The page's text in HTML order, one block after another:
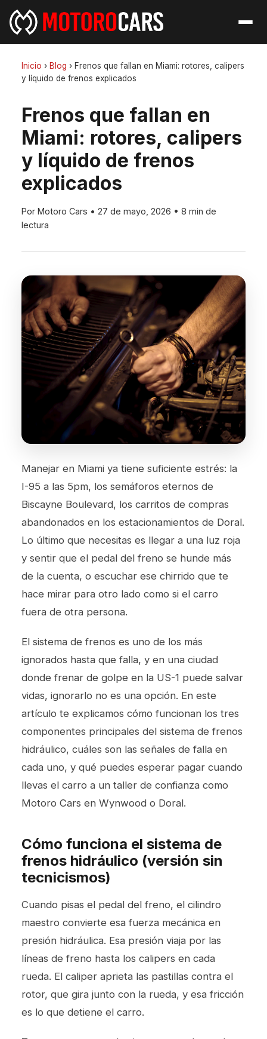
Inicio › Blog › Frenos que fallan en Miami: rotores, calipers
y líquido de frenos explicados
Frenos que fallan en
Miami: rotores, calipers
y líquido de frenos
explicados
Por Motoro Cars • 27 de mayo, 2026 • 8 min de
lectura
Manejar en Miami ya tiene suficiente estrés: la
I-95 a las 5pm, los semáforos eternos de
Biscayne Boulevard, los carritos de compras
abandonados en los estacionamientos de Doral.
Lo último que necesitas es llegar a una luz roja
y sentir que el pedal del freno se hunde más
de la cuenta, o escuchar ese chirrido que te
hace mirar para otro lado como si el carro
fuera de otra persona.
El sistema de frenos es uno de los más
ignorados hasta que falla, y en una ciudad
donde frenar de golpe en la US-1 puede salvar
vidas, ignorarlo no es una opción. En este
artículo te explicamos cómo funcionan los tres
componentes principales del sistema de frenos
hidráulico, cuáles son las señales de falla en
cada uno, y qué puedes esperar pagar cuando
llevas el carro a un taller de confianza como
Motoro Cars en Wynwood o Doral.
Cómo funciona el sistema de
frenos hidráulico (versión sin
tecnicismos)
Cuando pisas el pedal del freno, el cilindro
maestro convierte esa fuerza mecánica en
presión hidráulica. Esa presión viaja por las
líneas de freno hasta los calipers en cada
rueda. El caliper aprieta las pastillas contra el
rotor, que gira junto con la rueda, y esa fricción
es lo que detiene el carro.